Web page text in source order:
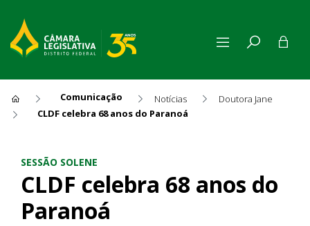
Comunicação Notícias
Doutora Jane
CLDF celebra 68 anos do Paranoá
SESSÃO SOLENE
CLDF celebra 68 anos do
Paranoá